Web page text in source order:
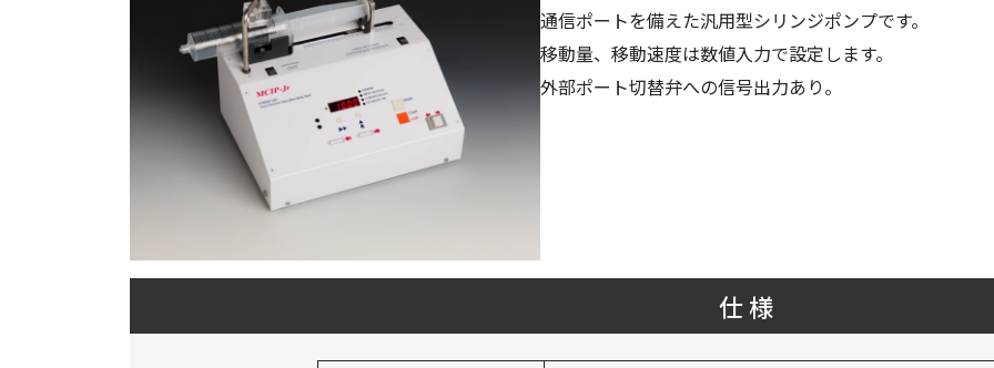
通信ポートを備えた汎用型シリンジポンプです。
移動量、移動速度は数値入力で設定します。
外部ポート切替弁への信号出力あり。
仕 様